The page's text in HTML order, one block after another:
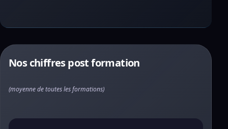
Nos chiffres post formation
(moyenne de toutes les formations)